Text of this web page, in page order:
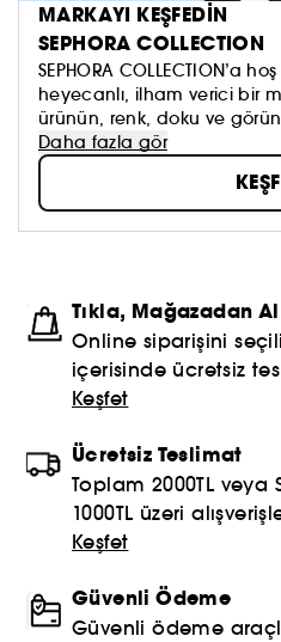
MARKAYI KEŞFEDİN
SEPHORA COLLECTION
SEPHORA COLLECTION’a
heyecanlı, ilham verici bir
ürünün, renk, doku ve
koleksiyonumuzu keşfedin.
güzellik anlayışınızı
öte, aynada gördüklerinizi
Topla, oyna ve paylaş
Daha fazla gör
Tıkla, Mağazadan Al
Online siparişini
içerisinde ücretsiz
Keşfet
Ücretsiz Teslimat
Toplam 2000TL
1000TL üzeri
Keşfet
Güvenli Ödeme
Güvenli ödeme